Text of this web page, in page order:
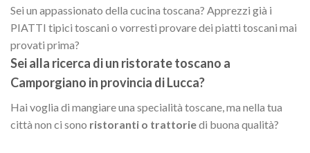
Sei un appassionato della cucina toscana? Apprezzi già i
PIATTI tipici toscani o vorresti provare dei piatti toscani mai
provati prima?
Sei alla ricerca di un ristorate toscano a
Camporgiano in provincia diLucca?
Hai voglia di mangiare una specialità toscane, ma nella tua
città non ci sono ristoranti o trattoriedi buona qualità?